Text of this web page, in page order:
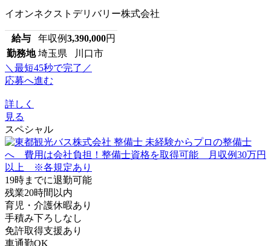
イオンネクストデリバリー株式会社
給与 年収例3,390,000円
勤務地 埼玉県 川口市
＼最短45秒で完了／
応募へ進む
詳しく
見る
スペシャル
19時までに退勤可能
残業20時間以内
育児・介護休暇あり
手積み下ろしなし
免許取得支援あり
車通勤OK